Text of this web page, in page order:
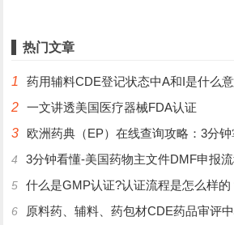
热门文章
1
药用辅料CDE登记状态中A和I是什么意
2
一文讲透美国医疗器械FDA认证
3
欧洲药典（EP）在线查询攻略：3分钟掌
4 3分钟看懂-美国药物主文件DMF申报
5 什么是GMP认证?认证流程是怎么样的
6 原料药、辅料、药包材CDE药品审评